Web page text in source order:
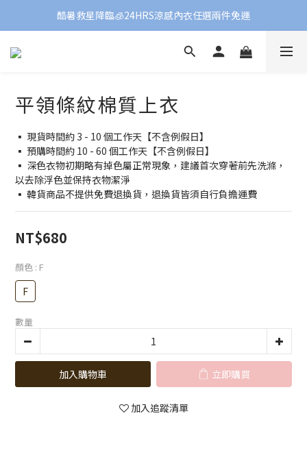
酷暑救星降臨🧊24HRS涼感內衣任選兩件免運
平領條紋棉質上衣
▪️ 現貨時間約 3 - 10 個工作天【不含例假日】
▪️ 預購時間約 10 - 60 個工作天【不含例假日】
▪️ 深色衣物初期略有掉色屬正常現象，建議首次穿著前先洗滌，
以去除浮色並保持衣物潔淨
▪️ 韓貨商品不提供免費退換貨，退換貨皆須自行負擔運費
NT$680
顏色 : F
F
數量
加入購物車 立即購買
加入追蹤清單